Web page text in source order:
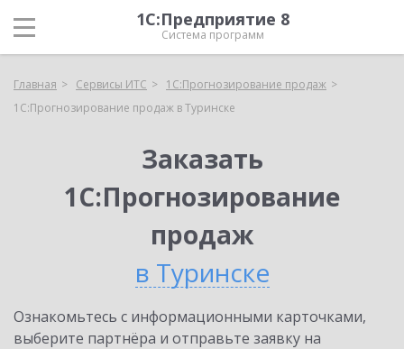
1С:Предприятие 8
Система программ
Главная Сервисы ИТС
1С:Прогнозирование продаж
1С:Прогнозирование продаж в Туринске
Заказать
1С:Прогнозирование
продаж
в Туринске
Ознакомьтесь с информационными карточками,
выберите партнёра и отправьте заявку на